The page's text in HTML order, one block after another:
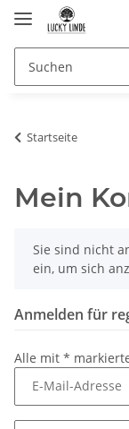
Startseite
Mein
x
Sie sind nicht
ein, um sich
Anmelden für
Alle mit *
E-Mail-Adresse